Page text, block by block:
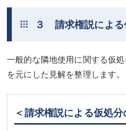
３ 請求権説による
一般的な隣地使用に関する仮
を元にした見解を整理します。
＜請求権説による仮処